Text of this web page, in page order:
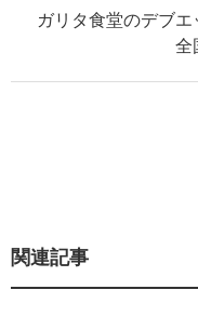
ガリタ食堂のデブ
全
関連記事